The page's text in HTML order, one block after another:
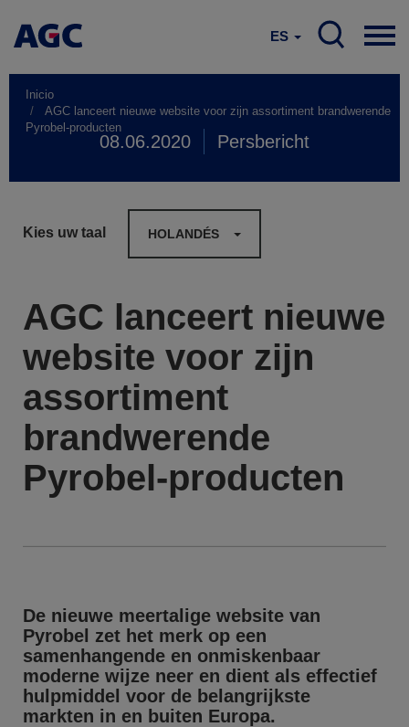
ES
Inicio
AGC lanceert nieuwe website voor zijn assortiment brandwerende
Pyrobel-producten
08.06.2020 Persbericht
Kies uw taal HOLANDÉS
AGC lanceert nieuwe
website voor zijn
assortiment
brandwerende
Pyrobel-producten
De nieuwe meertalige website van
Pyrobel zet het merk op een
samenhangende en onmiskenbaar
moderne wijze neer en dient als effectief
hulpmiddel voor de belangrijkste
markten in en buiten Europa.